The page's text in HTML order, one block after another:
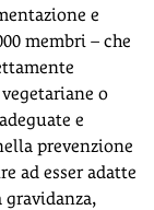
e
membri – che
o
e
prevenzione
ad esser adatte